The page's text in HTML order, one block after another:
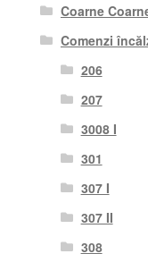
Coarne
Comenzi
206
207
3008 I
301
307 I
307 II
308